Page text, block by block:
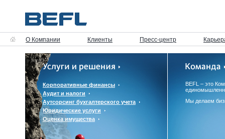
О Компании Клиенты Пресс-центр
Корпоративные финансы
Аудит и налоги
Аутсорсинг бухгалтерского учета
Юридические услуги
Оценка имущества
BEFL – это
Мы делаем